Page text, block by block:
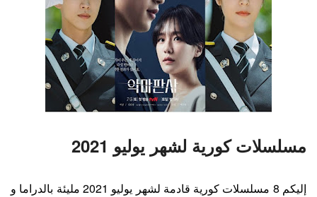
مسلسلات كورية لشهر يوليو 2021
إليكم 8 مسلسلات كورية قادمة لشهر يوليو 2021 مليئة بالدراما و